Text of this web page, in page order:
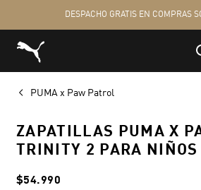
PUMA x Paw Patrol
ZAPATILLAS PUMA X
TRINITY 2 PARA NIÑOS
$54.990